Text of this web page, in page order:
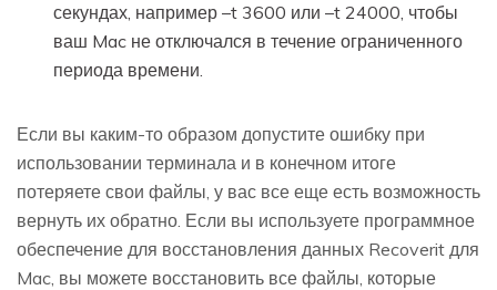
секундах, например –t 3600 или –t 24000, чтобы
ваш Mac не отключался в течение ограниченного
периода времени.
Если вы каким-то образом допустите ошибку при
использовании терминала и в конечном итоге
потеряете свои файлы, у вас все еще есть возможность
вернуть их обратно. Если вы используете программное
обеспечение для восстановления данных Recoverit для
Mac, вы можете восстановить все файлы, которые